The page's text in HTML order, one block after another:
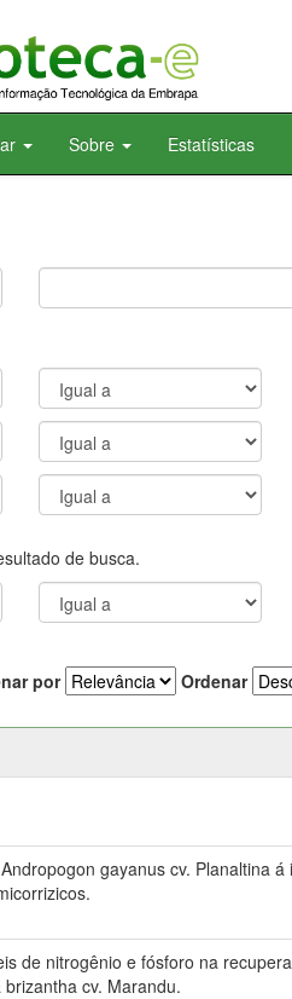
Sobre Estatísticas
de busca.
por Ordenar
gayanus cv. Planaltina á
de nitrogênio e fósforo na
cv. Marandu.